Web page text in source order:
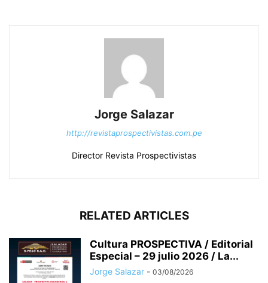
Jorge Salazar
http://revistaprospectivistas.com.pe
Director Revista Prospectivistas
RELATED ARTICLES
Cultura PROSPECTIVA / Editorial
Especial – 29 julio 2026 / La...
Jorge Salazar - 03/08/2026